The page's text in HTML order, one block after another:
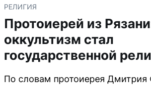
РЕЛИГИЯ
Протоиерей из
оккультизм стал
государственной
По словам протоиерея Дмитрия